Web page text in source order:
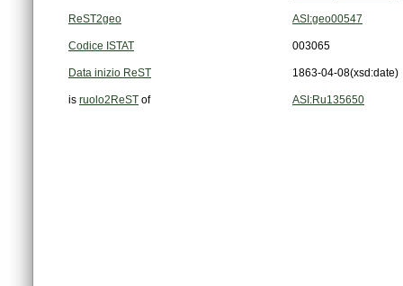
ReST2geo ASI:geo00547
Codice ISTAT 003065
Data inizio ReST 1863-04-08(xsd:date)
is ruolo2ReST of ASI:Ru135650